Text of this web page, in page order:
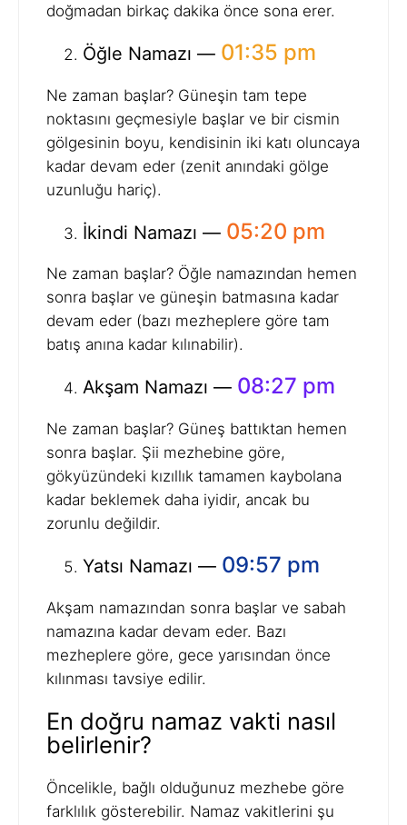
doğmadan birkaç dakika önce sona erer.
Öğle Namazı — 01:35 pm
Ne zaman başlar? Güneşin tam tepe
noktasını geçmesiyle başlar ve bir cismin
gölgesinin boyu, kendisinin iki katı oluncaya
kadar devam eder (zenit anındaki gölge
uzunluğu hariç).
İkindi Namazı — 05:20 pm
Ne zaman başlar? Öğle namazından hemen
sonra başlar ve güneşin batmasına kadar
devam eder (bazı mezheplere göre tam
batış anına kadar kılınabilir).
Akşam Namazı — 08:27 pm
Ne zaman başlar? Güneş battıktan hemen
sonra başlar. Şii mezhebine göre,
gökyüzündeki kızıllık tamamen kaybolana
kadar beklemek daha iyidir, ancak bu
zorunlu değildir.
Yatsı Namazı — 09:57 pm
Akşam namazından sonra başlar ve sabah
namazına kadar devam eder. Bazı
mezheplere göre, gece yarısından önce
kılınması tavsiye edilir.
En doğru namaz vakti nasıl
belirlenir?
Öncelikle, bağlı olduğunuz mezhebe göre
farklılık gösterebilir. Namaz vakitlerini şu